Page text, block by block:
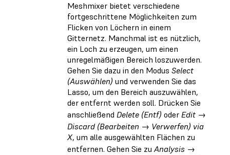
Meshmixer bietet verschiedene
fortgeschrittene Möglichkeiten zum
Flicken von Löchern in einem
Gitternetz. Manchmal ist es nützlich,
ein Loch zu erzeugen, um einen
unregelmäßigen Bereich loszuwerden.
Gehen Sie dazu in den Modus Select
(Auswählen) und verwenden Sie das
Lasso, um den Bereich auszuwählen,
der entfernt werden soll. Drücken Sie
anschließend Delete (Entf) oder Edit →
Discard (Bearbeiten → Verwerfen) via
X, um alle ausgewählten Flächen zu
entfernen. Gehen Sie zuAnalysis →